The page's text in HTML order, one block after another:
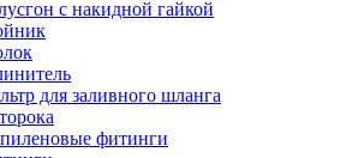
с накидной гайкой
для заливного шланга
фитинги